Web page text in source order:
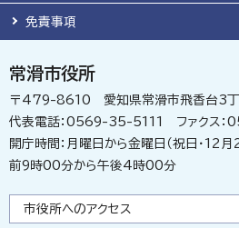
免責事項
常滑市役所
〒479-8610 愛知県常滑市飛香台3
代表電話：0569-35-5111 ファクス
開庁時間：月曜日から金曜日（祝日・12
前9時00分から午後4時00分
市役所へのアクセス